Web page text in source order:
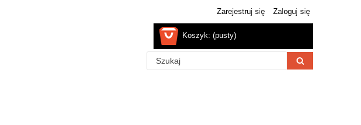
Zarejestruj się Zaloguj się
Koszyk: (pusty)